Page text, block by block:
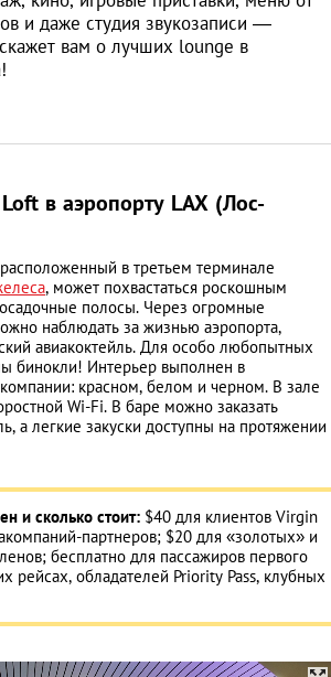
и даже студия звукозаписи —
вам о лучших lounge в
в аэропорту LAX (Лос-
в третьем терминале
, может похвастаться роскошным
полосы. Через огромные
наблюдать за жизнью аэропорта,
авиакоктейль. Для особо любопытных
бинокли! Интерьер выполнен в
красном, белом и черном. В зале
Wi-Fi. В баре можно заказать
а легкие закуски доступны на протяжении
и сколько стоит: $40 для клиентов Virgin
партнеров; $20 для «золотых» и
бесплатно для пассажиров первого
рейсах, обладателей Priority Pass, клубных